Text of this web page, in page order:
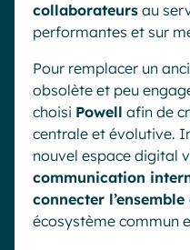
collaborateurs au
performantes et sur
Pour remplacer un
obsolète et peu
choisi Powell afin de
centrale et évolutive.
nouvel espace digital
communication
connecter
écosystème commun